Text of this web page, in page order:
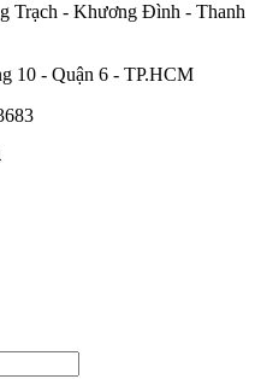
Trạch - Khương Đình - Thanh
10 - Quận 6 - TP.HCM